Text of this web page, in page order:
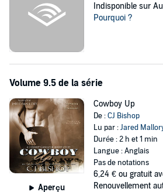
Indisponible sur
Pourquoi ?
Volume 9.5 de la série
Aperçu
Cowboy Up
De :CJ Bishop
Lu par :Jared
Durée : 2 h et 1 min
Langue : Anglais
Pas de notations
6,24 € ou gratuit
Renouvellement